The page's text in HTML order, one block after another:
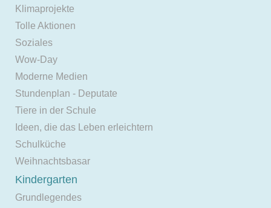
Klimaprojekte
Tolle Aktionen
Soziales
Wow-Day
Moderne Medien
Stundenplan - Deputate
Tiere in der Schule
Ideen, die das Leben erleichtern
Schulküche
Weihnachtsbasar
Kindergarten
Grundlegendes